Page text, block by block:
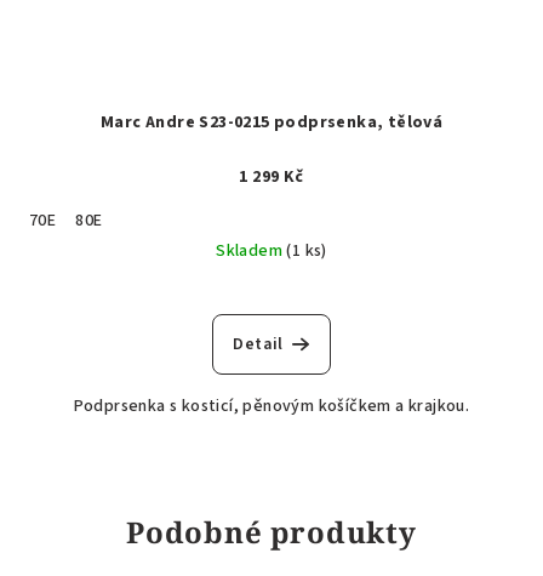
Marc Andre S23-0215 podprsenka, tělová
1 299 Kč
70E
80E
Skladem(1 ks)
Detail
Podprsenka s kosticí, pěnovým košíčkem a krajkou.
Podobné produkty